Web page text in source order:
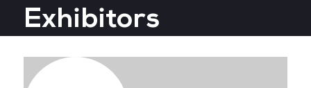
Big Data & AI World
Data Centre World
Exhibitors